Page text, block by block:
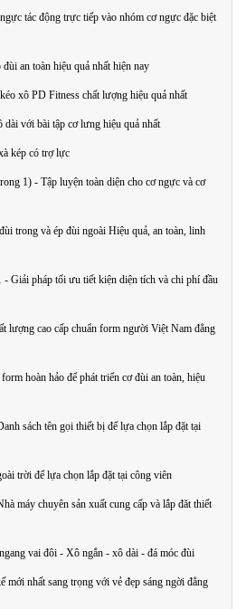
tác động trực tiếp vào nhóm cơ ngực đặc biệt
an toàn hiệu quả nhất hiện nay
xô PD Fitness chất lượng hiệu quả nhất
với bài tập cơ lưng hiệu quả nhất
kép có trợ lực
1) - Tập luyện toàn diện cho cơ ngực và cơ
trong và ép đùi ngoài Hiệu quả, an toàn, linh
Giải pháp tối ưu tiết kiện diện tích và chi phí đầu
lượng cao cấp chuẩn form người Việt Nam đẳng
hoàn hảo để phát triển cơ đùi an toàn, hiệu
sách tên gọi thiết bị để lựa chọn lắp đặt tại
trời để lựa chọn lắp đặt tại công viên
máy chuyên sản xuất cung cấp và lắp đăt thiết
vai đôi - Xô ngắn - xô dài - đá móc đùi
mới nhất sang trọng với vẻ đẹp sáng ngời đẳng